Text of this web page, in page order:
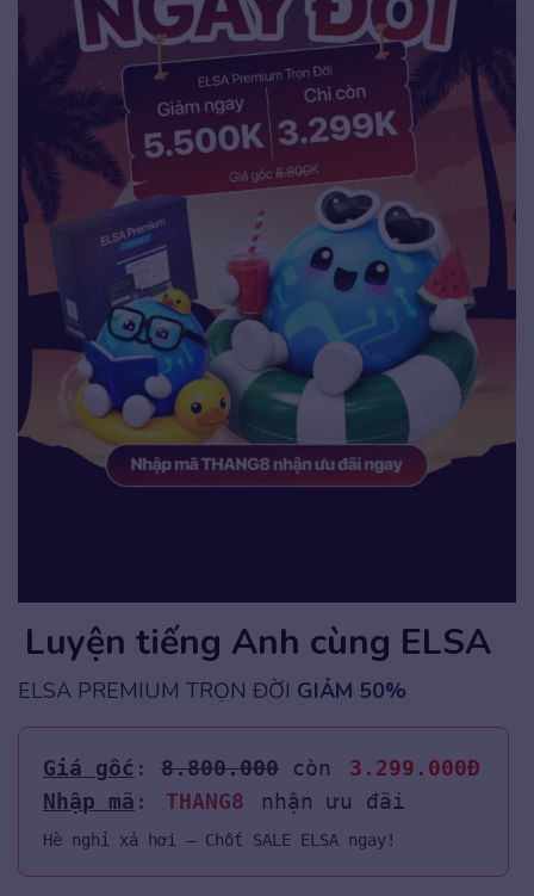
Luyện tiếng Anh cùng ELSA
ELSA PREMIUM TRỌN ĐỜI GIẢM 50%
Giá gốc : 8.800.000 còn
3.299.000Đ
Nhập mã : THANG8 nhận ưu đãi
Hè nghỉ xả hơi – Chốt SALE ELSA ngay!